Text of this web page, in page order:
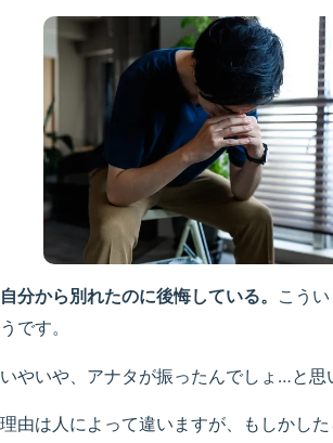
自分から別れたのに後悔している。
こう
うです。
いやいや、アナタが振ったんでしょ…と思
理由は人によって違いますが、もしかし